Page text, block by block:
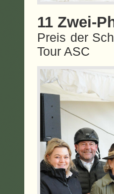
11 Zwei-
Preis der
Tour ASC